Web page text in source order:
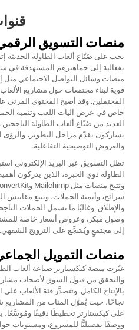
منصات التسويق
يجب على صُنّاع ألعاب الطاولة الحديثة
بفعالية إلى جماهيرهم المستهدفة في
منصات وسائل التواصل الاجتماعي مثل
قوية لبناء مجتمعات حول مشاريع
المحتملين. وقد أصبح المحتوى المرئي
خاص في عرض آليات اللعب وتنمية
العديد من صُنّاع ألعاب الطاولة الناجحين
يشاركون تقدّم مراحل التطوير، والرؤى
والعروض التوضيحية التفاعلية.
تظل التسويق عبر البريد الإلكتروني
الطاولة ذوي الخبرة، الذين يدركون
شرائح، وأتمتة الحملات، وتتبع مقاييس
والإطلاق. وغالبًا ما تشمل الحملات
وصول مبكر، وعروض أسعار خاصة
إلى مجتمعٍ ويُشجِّع على الترويج الشفهي.
منصات التمويل
غيّرت منصة كيكستارتر صناعة ألعاب
والتحقق من قبول السوق لأصحاب مشاريع
بالإنتاج الكامل. وتتصدَّر فئة الألعاب على
نجاحًا، حيث يُموَّل المئات من المشاريع
على كيكستارتر تخطيطًا دقيقًا
ووصفًا تفصيليًّا للمشروع، ومستويات